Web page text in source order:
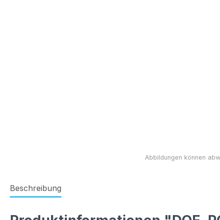
Beschreibung